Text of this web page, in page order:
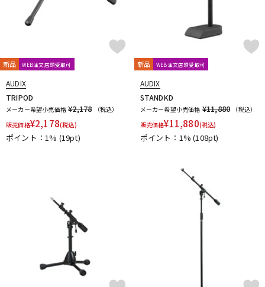
新品 WEB注文店頭受取可
AUDIX
TRIPOD
メーカー希望小売価格 ¥2,178
（税込）
販売価格¥2,178(税込)
ポイント：1% (19pt)
新品 WEB注文店頭受取可
AUDIX
STANDKD
メーカー希望小売価格 ¥11,880
（税込）
販売価格¥11,880(税込)
ポイント：1%(108pt)